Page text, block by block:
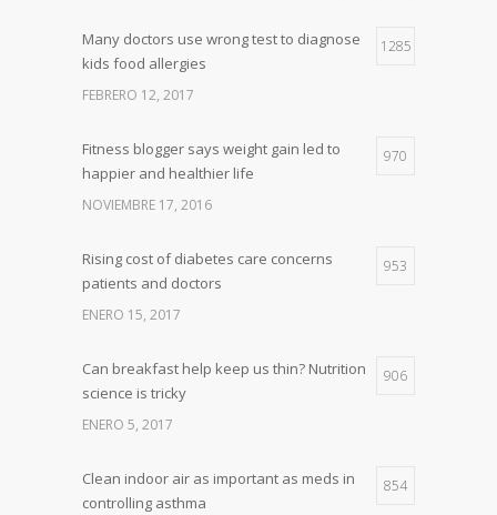
Many doctors use wrong test to diagnose
kids food allergies
1285
FEBRERO 12, 2017
Fitness blogger says weight gain led to
happier and healthier life
970
NOVIEMBRE 17, 2016
Rising cost of diabetes care concerns
patients and doctors
953
ENERO 15, 2017
Can breakfast help keep us thin? Nutrition
science is tricky
906
ENERO 5, 2017
Clean indoor air as important as meds in
controlling asthma
854